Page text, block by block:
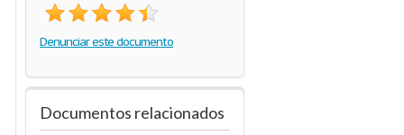
Denunciar este documento
Documentos relacionados